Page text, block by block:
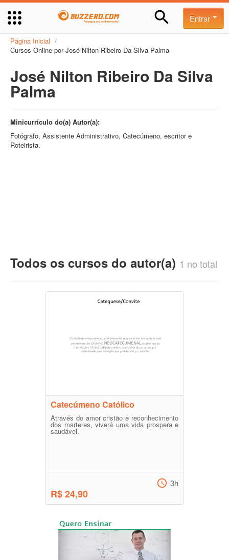
Entrar
Página Inicial /
Cursos Online por José Nilton Ribeiro Da Silva Palma
José Nilton Ribeiro Da Silva
Palma
Minicurrículo do(a) Autor(a):
Fotógrafo, Assistente Administrativo, Catecúmeno, escritor e
Roteirista.
Todos os cursos do autor(a) 1 no total
Catecúmeno Católico
Através do amor cristão e reconhecimento
dos marteres, viverá uma vida prospera e
saudável.
R$ 24,90
3h